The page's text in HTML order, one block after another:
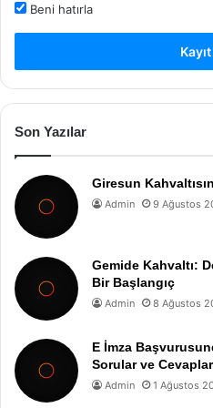
Beni hatırla
Son Yazılar
Giresun
Admin 9 Ağustos
Gemide Kahvaltı:
Bir Başlangıç
Admin 8 Ağustos
E İmza
Sorular ve
Admin 1 Ağustos